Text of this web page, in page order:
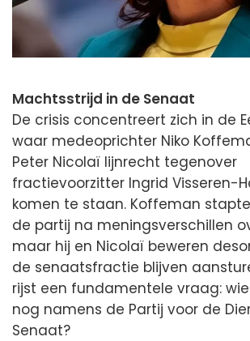
Machtsstrijd in de Senaat
De crisis concentreert zich in de
waar medeoprichter Niko
Peter Nicolaï lijnrecht tegenover
fractievoorzitter Ingrid Visseren-
komen te staan. Koffeman
de partij na meningsverschillen
maar hij en Nicolaï beweren
de senaatsfractie blijven
rijst een fundamentele vraag:
nog namens de Partij voor de
Senaat?